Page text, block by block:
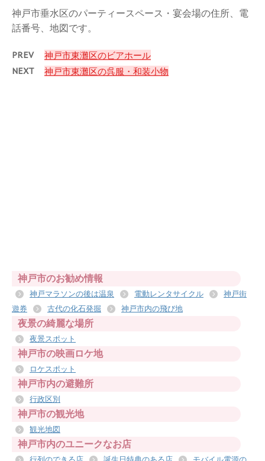
神戸市垂水区のパーティースペース・宴会場の住所、電
話番号、地図です。
PREV 神戸市東灘区のビアホール
NEXT 神戸市東灘区の呉服・和装小物
神戸市のお勧め情報
神戸マラソンの後は温泉 電動レンタサイクル
神戸街
遊券
古代の化石発掘 神戸市内の飛び地
夜景の綺麗な場所
夜景スポット
神戸市の映画ロケ地
ロケスポット
神戸市内の避難所
行政区別
神戸市の観光地
観光地図
神戸市内のユニークなお店